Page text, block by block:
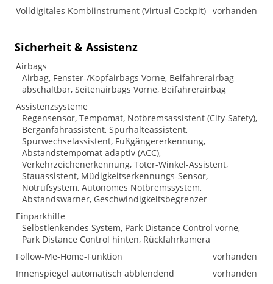
Volldigitales Kombiinstrument (Virtual Cockpit) vorhanden
Sicherheit & Assistenz
Airbags
Airbag, Fenster-/Kopfairbags Vorne, Beifahrerairbag
abschaltbar, Seitenairbags Vorne, Beifahrerairbag
Assistenzsysteme
Regensensor, Tempomat, Notbremsassistent (City-Safety),
Berganfahrassistent, Spurhalteassistent,
Spurwechselassistent, Fußgängererkennung,
Abstandstempomat adaptiv (ACC),
Verkehrzeichenerkennung, Toter-Winkel-Assistent,
Stauassistent, Müdigkeitserkennungs-Sensor,
Notrufsystem, Autonomes Notbremssystem,
Abstandswarner, Geschwindigkeitsbegrenzer
Einparkhilfe
Selbstlenkendes System, Park Distance Control vorne,
Park Distance Control hinten, Rückfahrkamera
Follow-Me-Home-Funktion
vorhanden
Innenspiegel automatisch abblendend
vorhanden